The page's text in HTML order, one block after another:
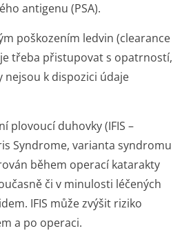
antigenu (PSA).
poškozením ledvin (clearance
třeba přistupovat s opatrností,
k dispozici údaje
plovoucí duhovky (IFIS –
Syndrome, varianta syndromu
během operací katarakty
či v minulosti léčených
IFIS může zvýšit riziko
a po operaci.